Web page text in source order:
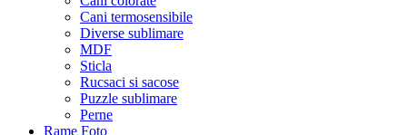
Cani termosensibile
Diverse sublimare
MDF
Sticla
Rucsaci si sacose
Puzzle sublimare
Perne
Rame Foto